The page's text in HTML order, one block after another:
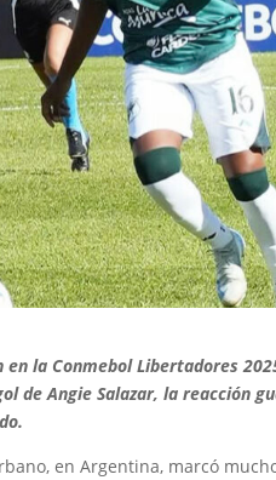
la Conmebol Libertadores
de Angie Salazar, la reacción
en Argentina, marcó